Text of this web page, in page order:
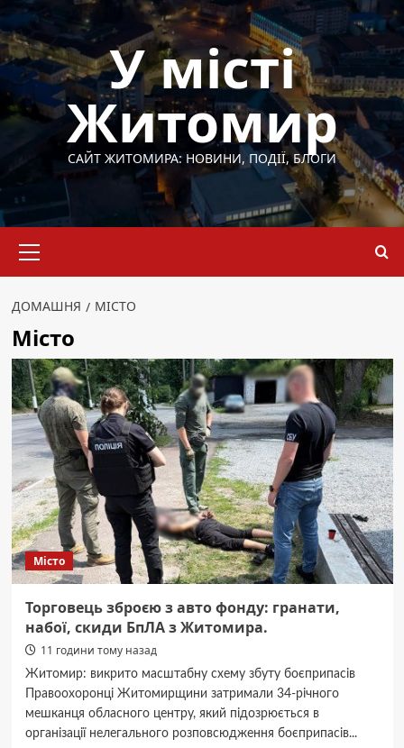
Перейти
до
вмісту
У місті
Житомир
САЙТ ЖИТОМИРА: НОВИНИ, ПОДІЇ, БЛОГИ
меню
ДОМАШНЯ МІСТО
Місто
Місто
Торговець зброєю з авто фонду: гранати,
набої, скиди БпЛА з Житомира.
11 години тому назад
Житомир: викрито масштабну схему збуту боєприпасів
Правоохоронці Житомирщини затримали 34-річного
мешканця обласного центру, який підозрюється в
організації нелегального розповсюдження боєприпасів...